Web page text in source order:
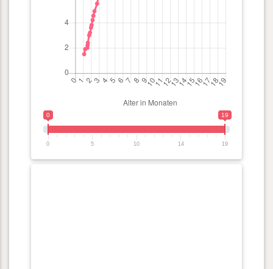
0 19
0 5 10 14 19